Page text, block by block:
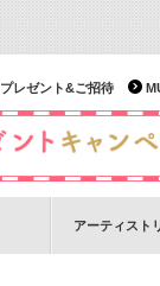
プレゼント&ご招待
アーティスト